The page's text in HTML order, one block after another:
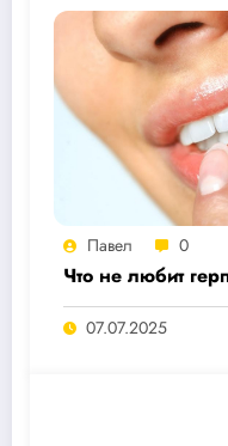
Павел 0
Что не любит
07.07.2025